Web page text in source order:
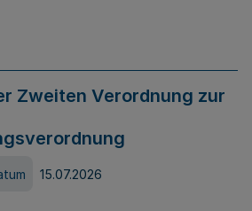
Zweiten Verordnung zur
15.07.2026